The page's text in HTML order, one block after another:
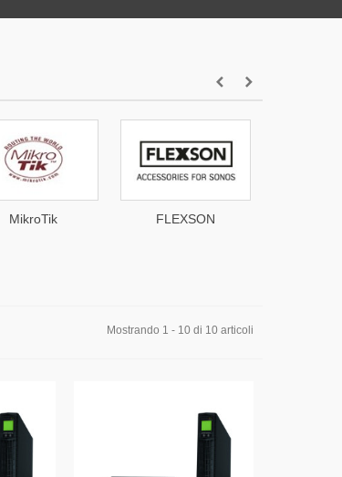
MikroTik FLEXSON
Mostrando 1 - 10 di 10 articoli